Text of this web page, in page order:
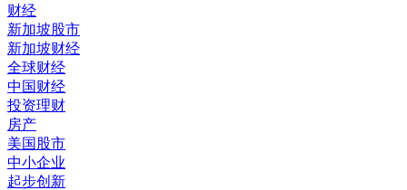
财经
新加坡股市
新加坡财经
全球财经
中国财经
投资理财
房产
美国股市
中小企业
起步创新